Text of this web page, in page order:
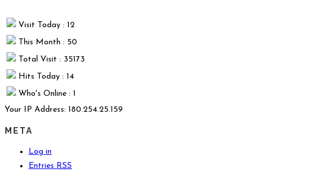
Visit Today : 12
This Month : 50
Total Visit : 35173
Hits Today : 14
Who's Online : 1
Your IP Address: 180.254.25.159
META
Log in
Entries RSS